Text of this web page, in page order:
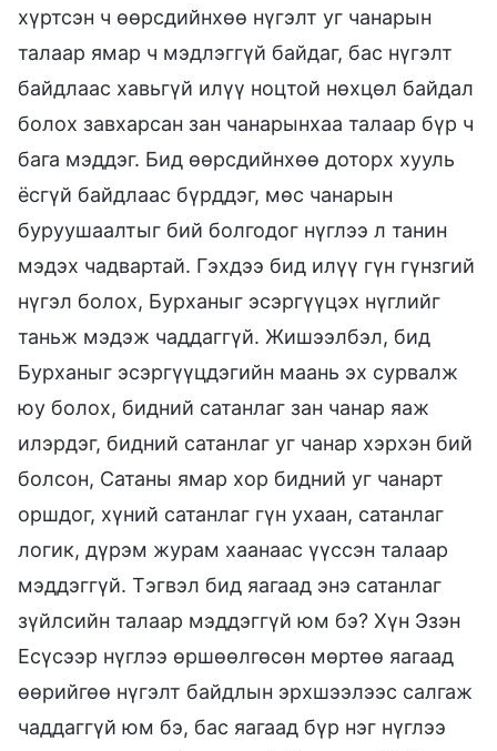
хүртсэн ч өөрсдийнхөө нүгэлт уг чанарын
талаар ямар ч мэдлэггүй байдаг, бас нүгэлт
байдлаас хавьгүй илүү ноцтой нөхцөл байдал
болох завхарсан зан чанарынхаа талаар бүр ч
бага мэддэг. Бид өөрсдийнхөө доторх хууль
ёсгүй байдлаас бүрддэг, мөс чанарын
буруушаалтыг бий болгодог нүглээ л танин
мэдэх чадвартай. Гэхдээ бид илүү гүн гүнзгий
нүгэл болох, Бурханыг эсэргүүцэх нүглийг
таньж мэдэж чаддаггүй. Жишээлбэл, бид
Бурханыг эсэргүүцдэгийн маань эх сурвалж
юу болох, бидний сатанлаг зан чанар яаж
илэрдэг, бидний сатанлаг уг чанар хэрхэн бий
болсон, Сатаны ямар хор бидний уг чанарт
оршдог, хүний сатанлаг гүн ухаан, сатанлаг
логик, дүрэм журам хаанаас үүссэн талаар
мэддэггүй. Тэгвэл бид яагаад энэ сатанлаг
зүйлсийн талаар мэддэггүй юм бэ? Хүн Эзэн
Есүсээр нүглээ өршөөлгөсөн мөртөө яагаад
өөрийгөө нүгэлт байдлын эрхшээлээс салгаж
чаддаггүй юм бэ, бас яагаад бүр нэг нүглээ